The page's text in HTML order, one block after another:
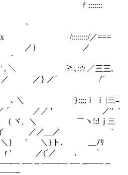
､ ｀
｀
／===
／} ／
≧､::'/ ／三三,
} ／´ /'´
ｉ ｉ |三ﾆ
´ ／／ ' ／'' ｀
＼ ￣ヽ!:!ｊ三
／／__／ ｀
}ト､ __ﾉﾘ
' ／(´／ ､ ｀
‐― -‐ ――‐― ‐― -‐―― -‐